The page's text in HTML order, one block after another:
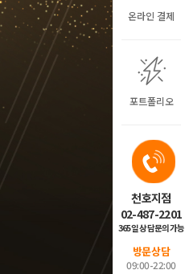
온라인 결제
포트폴리오
천호지점
02-487-2201
365일 상담문의가능
방문상담
09:00-22:00